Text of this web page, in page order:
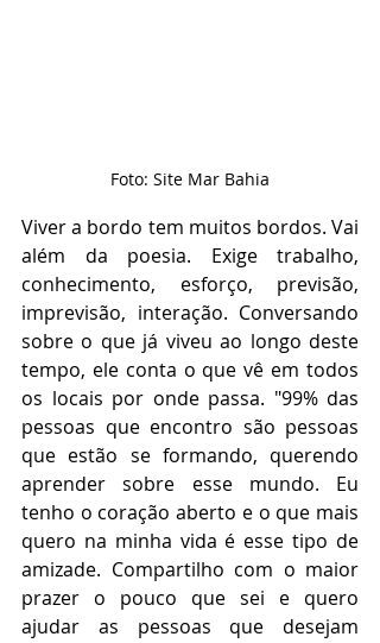
Foto: Site Mar Bahia
Viver a bordo tem muitos bordos. Vai
além da poesia. Exige trabalho,
conhecimento, esforço, previsão,
imprevisão, interação. Conversando
sobre o que já viveu ao longo deste
tempo, ele conta o que vê em todos
os locais por onde passa. "99% das
pessoas que encontro são pessoas
que estão se formando, querendo
aprender sobre esse mundo. Eu
tenho o coração aberto e o que mais
quero na minha vida é esse tipo de
amizade. Compartilho com o maior
prazer o pouco que sei e quero
ajudar as pessoas que desejam